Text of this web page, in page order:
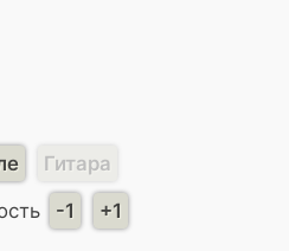
Гитара
-1 +1